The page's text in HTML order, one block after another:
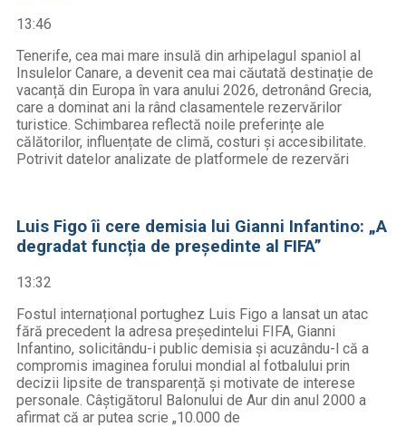
13:46
Tenerife, cea mai mare insulă din arhipelagul spaniol al
Insulelor Canare, a devenit cea mai căutată destinație de
vacanță din Europa în vara anului 2026, detronând Grecia,
care a dominat ani la rând clasamentele rezervărilor
turistice. Schimbarea reflectă noile preferințe ale
călătorilor, influențate de climă, costuri și accesibilitate.
Potrivit datelor analizate de platformele de rezervări
Luis Figo îi cere demisia lui Gianni Infantino: „A
degradat funcția de președinte al FIFA”
13:32
Fostul internațional portughez Luis Figo a lansat un atac
fără precedent la adresa președintelui FIFA, Gianni
Infantino, solicitându-i public demisia și acuzându-l că a
compromis imaginea forului mondial al fotbalului prin
decizii lipsite de transparență și motivate de interese
personale. Câștigătorul Balonului de Aur din anul 2000 a
afirmat că ar putea scrie „10.000 de